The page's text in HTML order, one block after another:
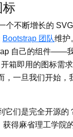
标
个不断增长的 SVG
Bootstrap 团队维护
自己的组件——
箱即用的图标需
，一旦我们开始，
它们是完全开源的
获得麻省理工学院